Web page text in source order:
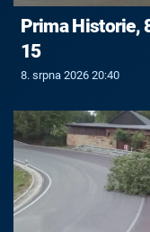
Prima Historie,
15
8. srpna 2026 20:40